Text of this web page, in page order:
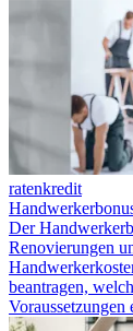
ratenkredit
Der
Renovierungen
beantragen,